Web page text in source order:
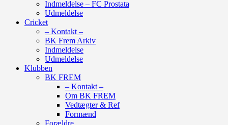
Indmeldelse – FC Prostata
Udmeldelse
Cricket
– Kontakt –
BK Frem Arkiv
Indmeldelse
Udmeldelse
Klubben
BK FREM
– Kontakt –
Om BK FREM
Vedtægter & Ref
Formænd
Forældre